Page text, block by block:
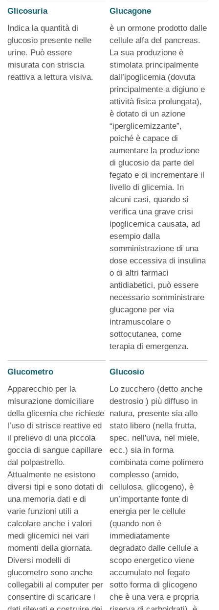
Glicosuria
Indica la quantità di
glucosio presente nelle
urine. Può essere
misurata con striscia
reattiva a lettura visiva.
Glucagone
è un ormone prodotto dalle
cellule alfa del pancreas.
La sua produzione è
stimolata principalmente
dall’ipoglicemia (dovuta
principalmente a digiuno e
attività fisica prolungata),
è dotato di un azione
“iperglicemizzante”,
poiché è capace di
aumentare la produzione
di glucosio da parte del
fegato e di incrementare il
livello di glicemia. In
alcuni casi, quando si
verifica una grave crisi
ipoglicemica causata, ad
esempio dalla
somministrazione di una
dose eccessiva di insulina
o di altri farmaci
antidiabetici, può essere
necessario somministrare
glucagone per via
intramuscolare o
sottocutanea, come
terapia di emergenza.
Glucometro
Apparecchio per la
misurazione domiciliare
della glicemia che richiede
l’uso di strisce reattive ed
il prelievo di una piccola
goccia di sangue capillare
dal polpastrello.
Attualmente ne esistono
diversi tipi e sono dotati di
una memoria dati e di
varie funzioni utili a
calcolare anche i valori
medi glicemici nei vari
momenti della giornata.
Diversi modelli di
glucometro sono anche
collegabili al computer per
consentire di scaricare i
Glucosio
Lo zucchero (detto anche
destrosio ) più diffuso in
natura, presente sia allo
stato libero (nella frutta,
spec. nell'uva, nel miele,
ecc.) sia in forma
combinata come polimero
complesso (amido,
cellulosa, glicogeno), è
un’importante fonte di
energia per le cellule
(quando non è
immediatamente
degradato dalle cellule a
scopo energetico viene
accumulato nel fegato
sotto forma di glicogeno
che è una vera e propria